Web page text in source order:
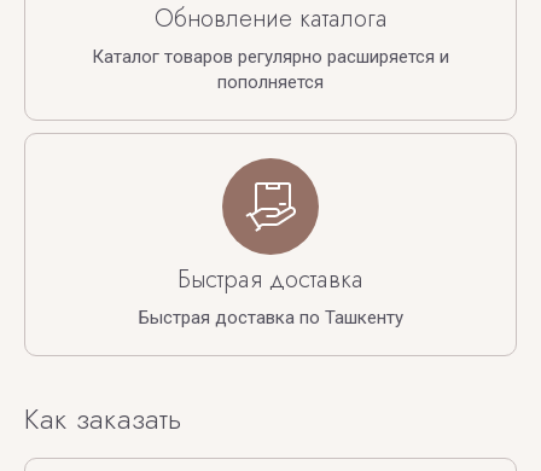
Обновление каталога
Каталог товаров регулярно расширяется и
пополняется
Быстрая доставка
Быстрая доставка по Ташкенту
Как заказать